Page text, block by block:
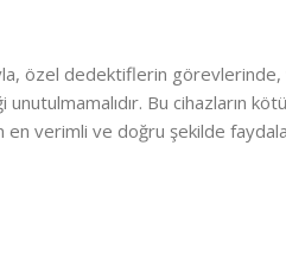
özel dedektiflerin
Bu cihazların
verimli ve doğru şekilde